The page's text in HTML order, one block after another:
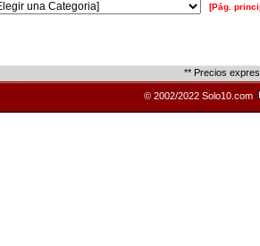
[Pág.
** Precios
© 2002/2022 Solo10.com